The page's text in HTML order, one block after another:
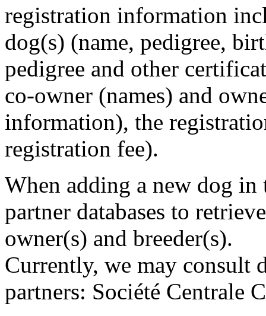
registration information
dog(s) (name, pedigree,
pedigree and other
co-owner (names) and
information), the
registration fee).
When adding a new dog in
partner databases to
owner(s) and breeder(s).
Currently, we may consult
partners: Société Centrale